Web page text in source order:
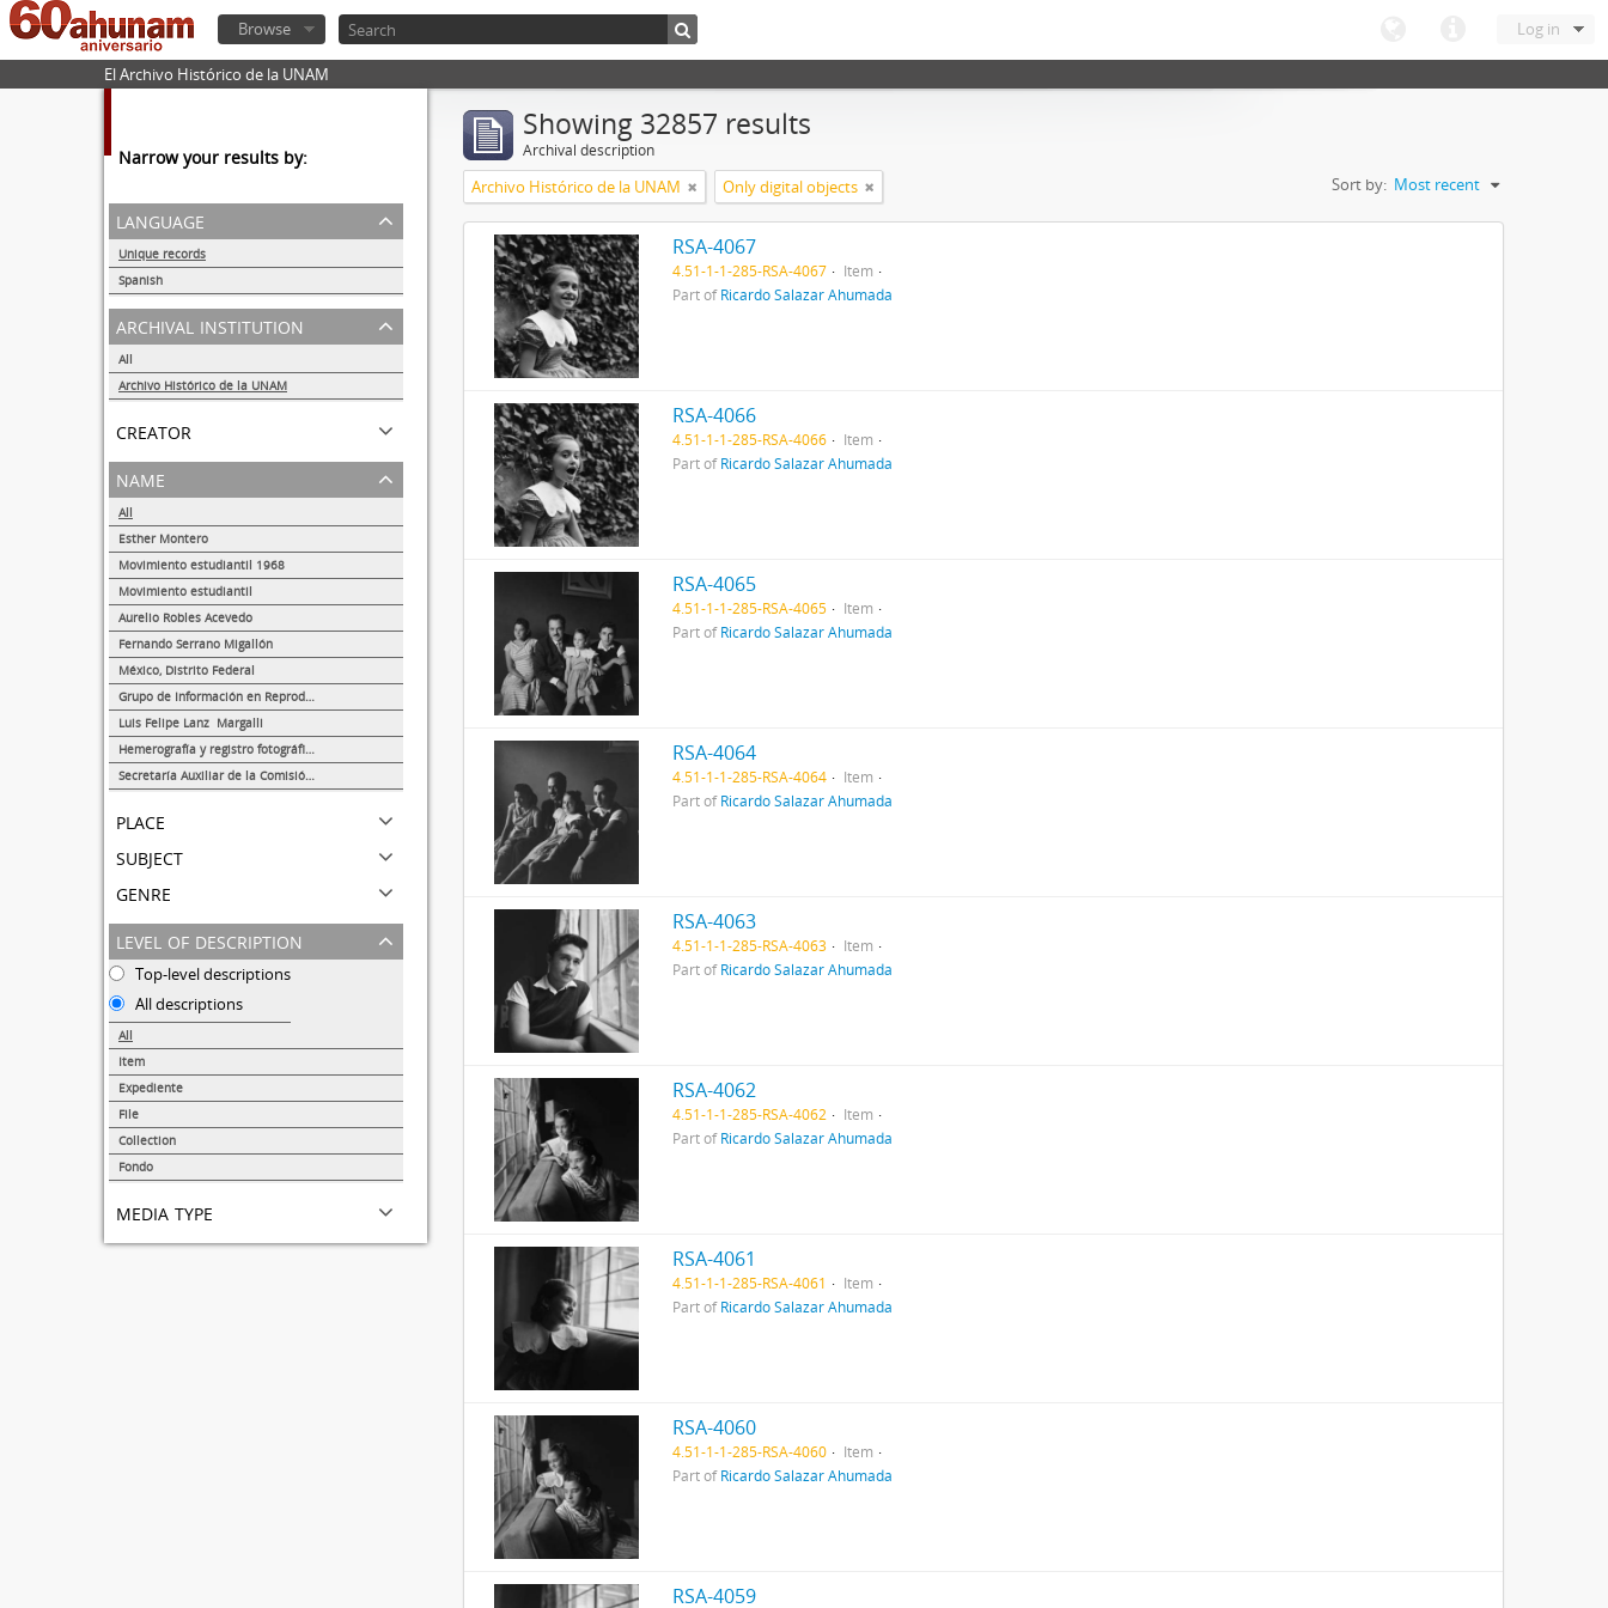
Log in
Browse
El Archivo Histórico de la UNAM
Narrow your results by:
language
Unique records
Spanish
32855
archival institution
All
Archivo Histórico de la UNAM
creator
name
All
Esther Montero
Movimiento estudiantil 1968
Movimiento estudiantil
Aurelio Robles Acevedo
Fernando Serrano Migallón
México, Distrito Federal
Grupo de Información en Reproducción Elegida (GIRE)
Luis Felipe Lanz Margalli
Hemerografía y registro fotográfico sobre el conflicto universitario de 1999-2000
Secretaría Auxiliar de la Comisión Organizadora de la Exposición 1929-1979. Autonomía Universitaria UNAM.
place
subject
genre
level of description
Top-level descriptions
All descriptions
All
Item
Expediente
File
Collection
Fondo
media type
Showing 32857 results
Archival description
Archivo Histórico de la UNAM Only digital objects Sort by: Most recent
RSA-4067
4.51-1-1-285-RSA-4067
Item
Part ofRicardo Salazar Ahumada
RSA-4066
4.51-1-1-285-RSA-4066
Item
Part ofRicardo Salazar Ahumada
RSA-4065
4.51-1-1-285-RSA-4065
Item
Part ofRicardo Salazar Ahumada
RSA-4064
4.51-1-1-285-RSA-4064
Item
Part ofRicardo Salazar Ahumada
RSA-4063
4.51-1-1-285-RSA-4063
Item
Part ofRicardo Salazar Ahumada
RSA-4062
4.51-1-1-285-RSA-4062
Item
Part ofRicardo Salazar Ahumada
RSA-4061
4.51-1-1-285-RSA-4061
Item
Part ofRicardo Salazar Ahumada
RSA-4060
4.51-1-1-285-RSA-4060
Item
Part ofRicardo Salazar Ahumada
RSA-4059